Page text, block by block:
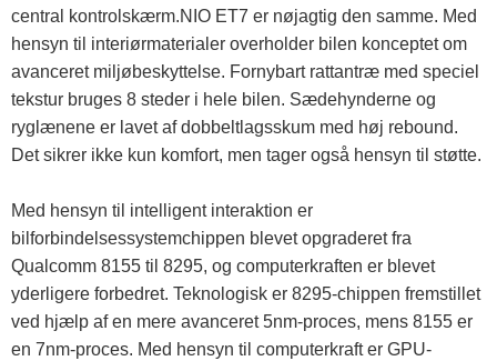
central kontrolskærm.NIO ET7 er nøjagtig den samme. Med
hensyn til interiørmaterialer overholder bilen konceptet om
avanceret miljøbeskyttelse. Fornybart rattantræ med speciel
tekstur bruges 8 steder i hele bilen. Sædehynderne og
ryglænene er lavet af dobbeltlagsskum med høj rebound.
Det sikrer ikke kun komfort, men tager også hensyn til støtte.
Med hensyn til intelligent interaktion er
bilforbindelsessystemchippen blevet opgraderet fra
Qualcomm 8155 til 8295, og computerkraften er blevet
yderligere forbedret. Teknologisk er 8295-chippen fremstillet
ved hjælp af en mere avanceret 5nm-proces, mens 8155 er
en 7nm-proces. Med hensyn til computerkraft er GPU-